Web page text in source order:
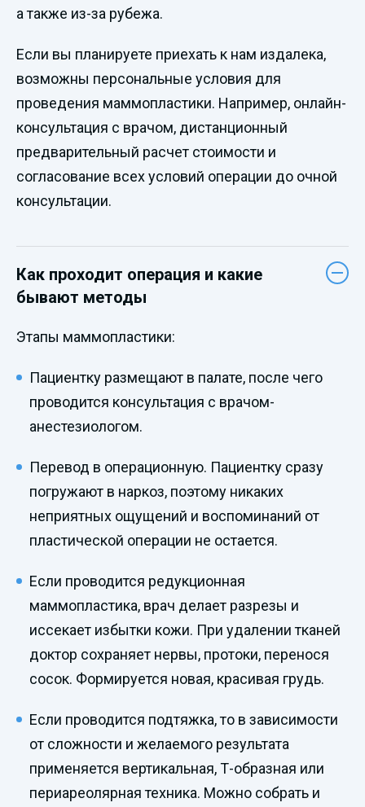
а также из-за рубежа.
Если вы планируете приехать к нам издалека,
возможны персональные условия для
проведения маммопластики. Например, онлайн-
консультация с врачом, дистанционный
предварительный расчет стоимости и
согласование всех условий операции до очной
консультации.
Как проходит операция и какие
бывают методы
Этапы маммопластики:
Пациентку размещают в палате, после чего
проводится консультация с врачом-
анестезиологом.
Перевод в операционную. Пациентку сразу
погружают в наркоз, поэтому никаких
неприятных ощущений и воспоминаний от
пластической операции не остается.
Если проводится редукционная
маммопластика, врач делает разрезы и
иссекает избытки кожи. При удалении тканей
доктор сохраняет нервы, протоки, перенося
сосок. Формируется новая, красивая грудь.
Если проводится подтяжка, то в зависимости
от сложности и желаемого результата
применяется вертикальная, Т-образная или
периареолярная техника. Можно собрать и